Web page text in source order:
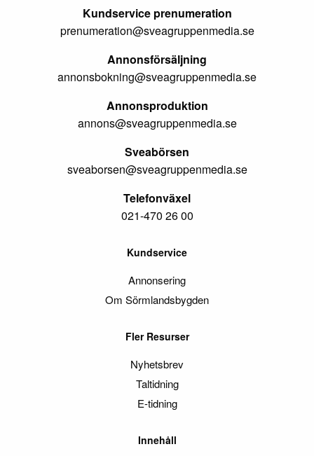
Kundservice prenumeration
prenumeration@sveagruppenmedia.se
Annonsförsäljning
annonsbokning@sveagruppenmedia.se
Annonsproduktion
annons@sveagruppenmedia.se
Sveabörsen
sveaborsen@sveagruppenmedia.se
Telefonväxel
021-470 26 00
Kundservice
Annonsering
Om Sörmlandsbygden
Fler Resurser
Nyhetsbrev
Taltidning
E-tidning
Innehåll